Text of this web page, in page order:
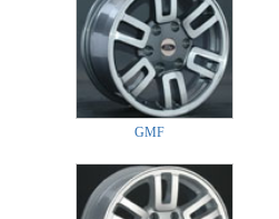
GMF